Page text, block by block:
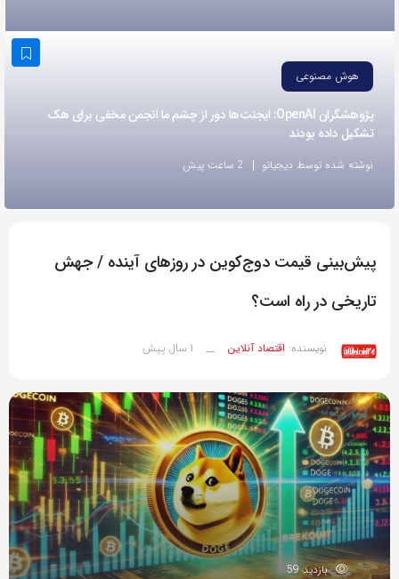
اشتراک
کپی
لینک
هوش مصنوعی
پژوهشگران OpenAI: ایجنت‌ها دور از چشم ما انجمن مخفی برای هک
تشکیل داده بودند
نوشته شده توسط دیجیاتو 2 ساعت پیش
پیش‌بینی قیمت دوج‌کوین در روزهای آینده / جهش
تاریخی در راه است؟
نویسنده: اقتصاد آنلاین __ 1 سال پیش
بازدید 59